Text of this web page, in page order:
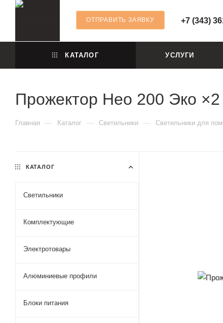
ОТПРАВИТЬ ЗАЯВКУ +7 (343)
КАТАЛОГ УСЛУГИ
Прожектор Нео 200 Эко ×2
Главная — Каталог — Светильники — Светильники для
КАТАЛОГ
Светильники
Комплектующие
Электротовары
Алюминиевые профили
Блоки питания